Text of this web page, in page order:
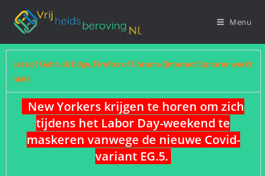
Menu
Let op! Gebruik Edge, Firefox of Chrome (Internet Explorer werkt
niet)
New Yorkers krijgen te horen om zich
tijdens het Labor Day-weekend te
maskeren vanwege de nieuwe Covid-
variant EG.5.